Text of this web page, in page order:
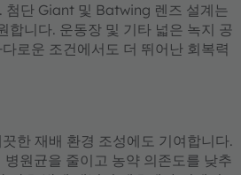
첨단 Giant 및 Batwing 렌즈 설계는
합니다. 운동장 및 기타 넓은 녹지 공
로운 조건에서도 더 뛰어난 회복력
한 재배 환경 조성에도 기여합니다.
원균을 줄이고 농약 의존도를 낮추